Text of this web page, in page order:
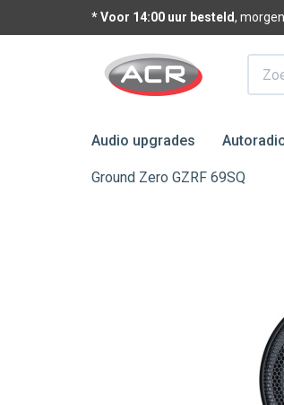
* Voor 14:00 uur besteld,
Audio upgrades
Ground Zero GZRF 69SQ